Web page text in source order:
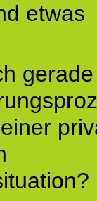
etwas